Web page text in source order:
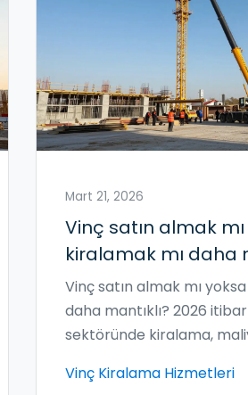
Mart 21, 2026
Vinç satın almak
kiralamak mı daha
Vinç satın almak mı
daha mantıklı? 2026
sektöründe kiralama,
Gerçek maliyetler ve örnek
Vinç Kiralama Hizmetleri